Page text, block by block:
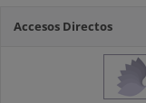
Accesos Directos